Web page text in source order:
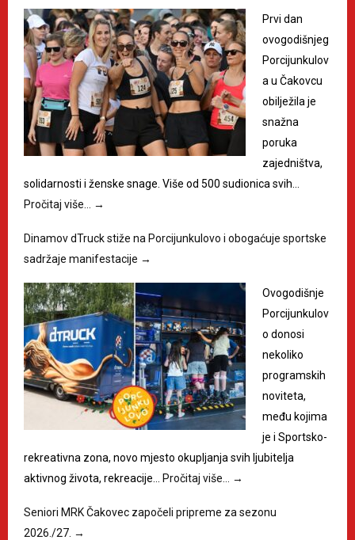
Prvi dan
ovogodišnjeg
Porcijunkulov
a u Čakovcu
obilježila je
snažna
poruka
zajedništva,
solidarnosti i ženske snage. Više od 500 sudionica svih…
Pročitaj više…
→
Dinamov dTruck stiže na Porcijunkulovo i obogaćuje sportske
sadržaje manifestacije →
Ovogodišnje
Porcijunkulov
o donosi
nekoliko
programskih
noviteta,
među kojima
je i Sportsko-
rekreativna zona, novo mjesto okupljanja svih ljubitelja
aktivnog života, rekreacije…
Pročitaj više… →
Seniori MRK Čakovec započeli pripreme za sezonu
2026./27. →